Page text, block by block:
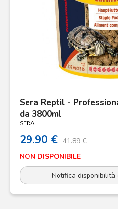
Sera Reptil -
da 3800ml
SERA
29.90 € 41.89 €
NON DISPONIBILE
Notifica disponibilità